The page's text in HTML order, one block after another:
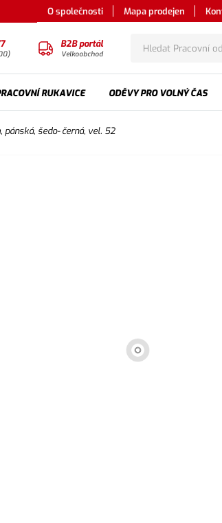
O společnosti Mapa prodejen
B2B portál
Velkoobchod
RUKAVICE ODĚVY PRO VOLNÝ ČAS
pánská, šedo- černá, vel. 52